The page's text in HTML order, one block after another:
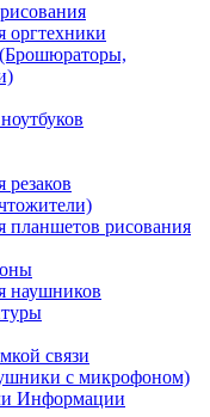
оргтехники
резаков
планшетов рисования
наушников
связи
с микрофоном)
Информации